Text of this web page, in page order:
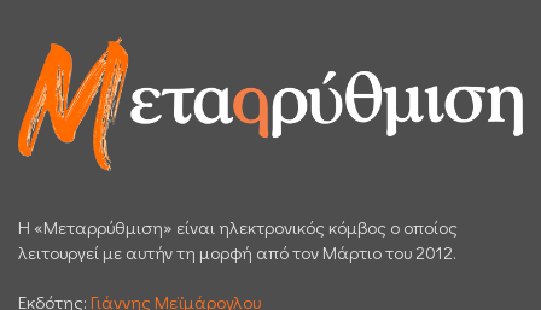
H «Μεταρρύθμιση» είναι ηλεκτρονικός κόμβος ο οποίος
λειτουργεί με αυτήν τη μορφή από τον Μάρτιο του 2012.
Εκδότης: Γιάννης Μεϊμάρογλου